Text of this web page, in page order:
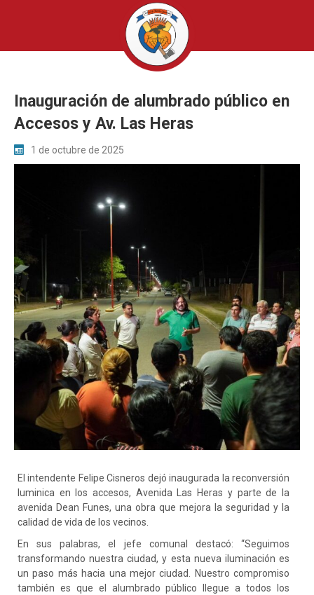
Inauguración de alumbrado público en
Accesos y Av. Las Heras
1 de octubre de 2025
Elintendente Felipe Cisneros dejó inaugurada la reconversión
luminica en los accesos, Avenida Las Heras y parte de la
avenida Dean Funes, una obra que mejora la seguridad y la
calidad de vida de los vecinos.
En sus palabras, el jefe comunal destacó: “Seguimos
transformando nuestra ciudad, y esta nueva iluminación es
un paso más hacia una mejor ciudad. Nuestro compromiso
también es que el alumbrado público llegue a todos los